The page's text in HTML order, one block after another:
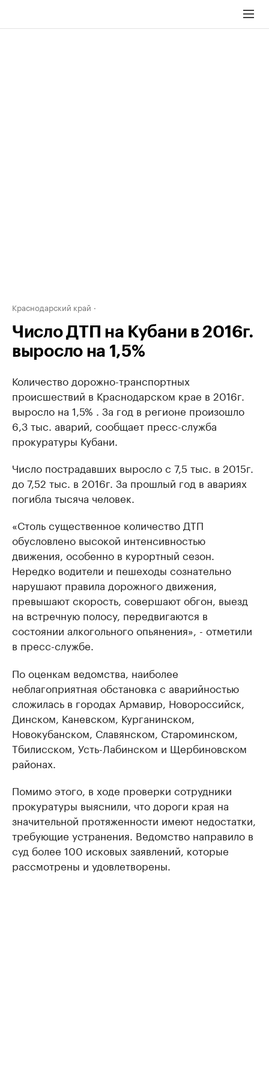
Краснодарский край
Число ДТП на Кубани в 2016г.
выросло на 1,5%
Количество дорожно-транспортных
происшествий в Краснодарском крае в 2016г.
выросло на 1,5% . За год в регионе произошло
6,3 тыс. аварий, сообщает пресс-служба
прокуратуры Кубани.
Число пострадавших выросло с 7,5 тыс. в 2015г.
до 7,52 тыс. в 2016г. За прошлый год в авариях
погибла тысяча человек.
«Столь существенное количество ДТП
обусловлено высокой интенсивностью
движения, особенно в курортный сезон.
Нередко водители и пешеходы сознательно
нарушают правила дорожного движения,
превышают скорость, совершают обгон, выезд
на встречную полосу, передвигаются в
состоянии алкогольного опьянения», - отметили
в пресс-службе.
По оценкам ведомства, наиболее
неблагоприятная обстановка с аварийностью
сложилась в городах Армавир, Новороссийск,
Динском, Каневском, Курганинском,
Новокубанском, Славянском, Староминском,
Тбилисском, Усть-Лабинском и Щербиновском
районах.
Помимо этого, в ходе проверки сотрудники
прокуратуры выяснили, что дороги края на
значительной протяженности имеют недостатки,
требующие устранения. Ведомство направило в
суд более 100 исковых заявлений, которые
рассмотрены и удовлетворены.